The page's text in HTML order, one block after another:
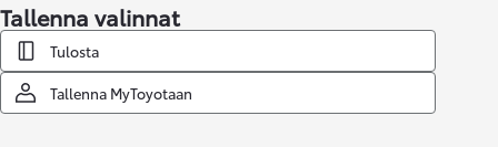
Tallenna valinnat
Tulosta
Tallenna MyToyotaan